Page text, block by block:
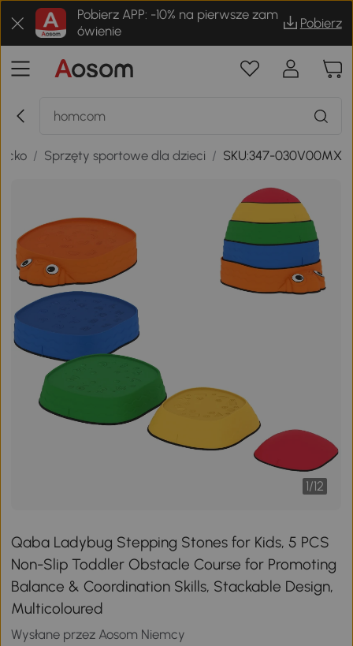
Pobierz APP: -10% na pierwsze zam
ówienie
Pobierz
/ Sprzęty sportowe dla dzieci / SKU:347-030V00MX
1/12
Qaba Ladybug Stepping Stones for Kids, 5 PCS
Non-Slip Toddler Obstacle Course for Promoting
Balance & Coordination Skills, Stackable Design,
Multicoloured
Wysłane przez Aosom Niemcy